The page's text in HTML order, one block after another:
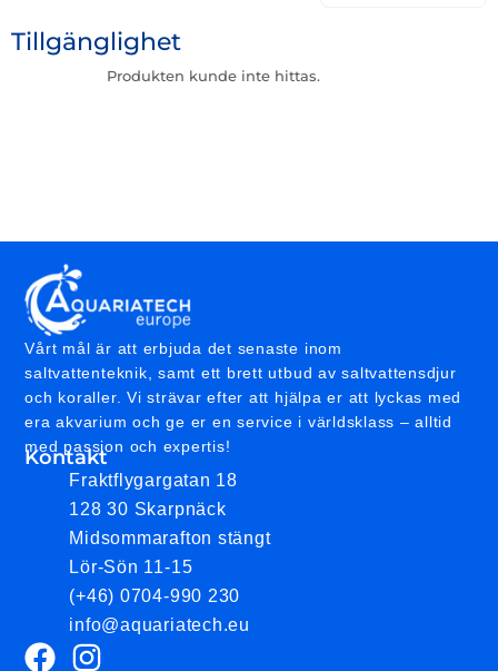
Tillgänglighet
Produkten kunde inte hittas.
Vårt mål är att erbjuda det senaste inom
saltvattenteknik, samt ett brett utbud av saltvattensdjur
och koraller. Vi strävar efter att hjälpa er att lyckas med
era akvarium och ge er en service i världsklass – alltid
med passion och expertis!
Kontakt
Fraktflygargatan 18
128 30 Skarpnäck
Midsommarafton stängt
Lör-Sön 11-15
(+46) 0704-990 230
info@aquariatech.eu